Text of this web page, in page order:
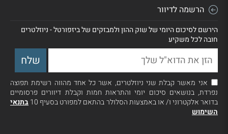
הרשמה לדיוור
הירשם לסיכום היומי של שוק ההון ולמבזקים של ביזפורטל - ניוזלטרים
חובה לכל משקיע
אני מאשר קבלת שני ניוזלטרים, אשר כל אחד מהווה רשימת תפוצה
נפרדת, בנושאים סיכום יומי והתראות חמות וקבלת דיוורים פרסומיים
בדואר אלקטרוני ו/ או באמצעות הסלולר בהתאם למפורט בסעיף 10
בתנאי
השימוש